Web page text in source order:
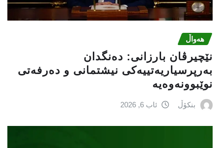
هەواڵ
نێچيرڤان بارزانى: دەنگدان
بەرپرسیاريه‌تییەکی نیشتمانى و دەرفەتی
نوێبوونەوەیە
بنکۆڵ ئاب 6, 2026